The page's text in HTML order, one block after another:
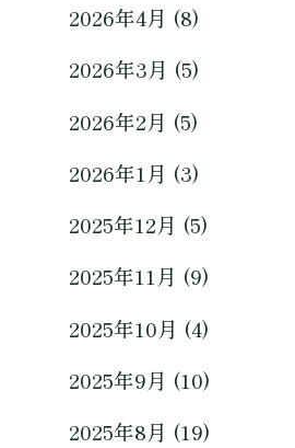
2026年4月 (8)
2026年3月 (5)
2026年2月 (5)
2026年1月 (3)
2025年12月 (5)
2025年11月 (9)
2025年10月 (4)
2025年9月 (10)
2025年8月 (19)